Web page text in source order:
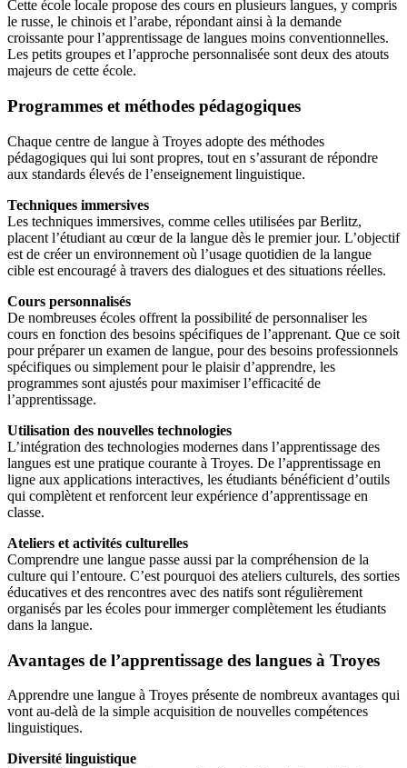
Cette école locale propose des cours en plusieurs langues, y compris
le russe, le chinois et l’arabe, répondant ainsi à la demande
croissante pour l’apprentissage de langues moins conventionnelles.
Les petits groupes et l’approche personnalisée sont deux des atouts
majeurs de cette école.
Programmes et méthodes pédagogiques
Chaque centre de langue à Troyes adopte des méthodes
pédagogiques qui lui sont propres, tout en s’assurant de répondre
aux standards élevés de l’enseignement linguistique.
Techniques immersives
Les techniques immersives, comme celles utilisées par Berlitz,
placent l’étudiant au cœur de la langue dès le premier jour. L’objectif
est de créer un environnement où l’usage quotidien de la langue
cible est encouragé à travers des dialogues et des situations réelles.
Cours personnalisés
De nombreuses écoles offrent la possibilité de personnaliser les
cours en fonction des besoins spécifiques de l’apprenant. Que ce soit
pour préparer un examen de langue, pour des besoins professionnels
spécifiques ou simplement pour le plaisir d’apprendre, les
programmes sont ajustés pour maximiser l’efficacité de
l’apprentissage.
Utilisation des nouvelles technologies
L’intégration des technologies modernes dans l’apprentissage des
langues est une pratique courante à Troyes. De l’apprentissage en
ligne aux applications interactives, les étudiants bénéficient d’outils
qui complètent et renforcent leur expérience d’apprentissage en
classe.
Ateliers et activités culturelles
Comprendre une langue passe aussi par la compréhension de la
culture qui l’entoure. C’est pourquoi des ateliers culturels, des sorties
éducatives et des rencontres avec des natifs sont régulièrement
organisés par les écoles pour immerger complètement les étudiants
dans la langue.
Avantages de l’apprentissage des langues à Troyes
Apprendre une langue à Troyes présente de nombreux avantages qui
vont au-delà de la simple acquisition de nouvelles compétences
linguistiques.
Diversité linguistique